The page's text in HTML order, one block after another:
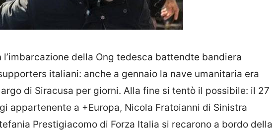
della Ong tedesca battendte bandiera
italiani: anche a gennaio la nave umanitaria era
di Siracusa per giorni. Alla fine si tentò il possibile: il 27
appartenente a +Europa, Nicola Fratoianni di Sinistra
Prestigiacomo di Forza Italia si recarono a bordo della